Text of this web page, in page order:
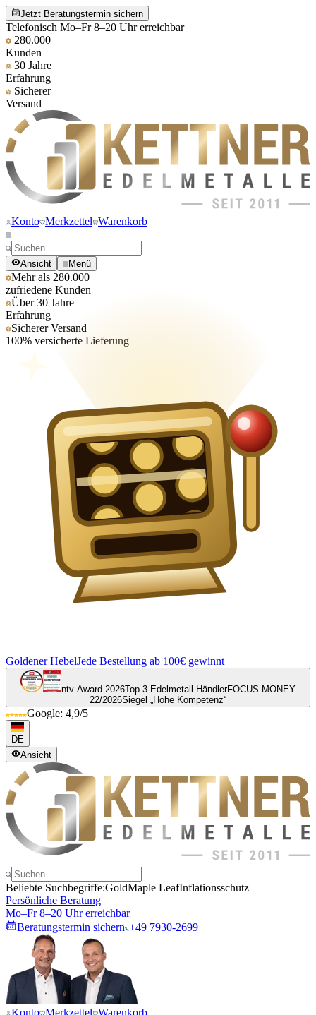
Jetzt Beratungstermin sichern
Telefonisch Mo–Fr 8–20 Uhr erreichbar
280.000
Kunden
30 Jahre
Erfahrung
Sicherer
Versand
Konto Merkzettel Warenkorb
Ansicht Menü
Mehr als 280.000
zufriedene Kunden
Über 30 Jahre
Erfahrung
Sicherer Versand
100% versicherte Lieferung
Goldener HebelJede Bestellung ab 100€ gewinnt
ntv-Award 2026Top 3 Edelmetall-HändlerFOCUS MONEY
22/2026Siegel „Hohe Kompetenz“
Google: 4,9/5
DE
Ansicht
Beliebte Suchbegriffe:GoldMaple LeafInflationsschutz
Persönliche Beratung
Mo–Fr 8–20 Uhr erreichbar
Beratungstermin sichern +49 7930-2699